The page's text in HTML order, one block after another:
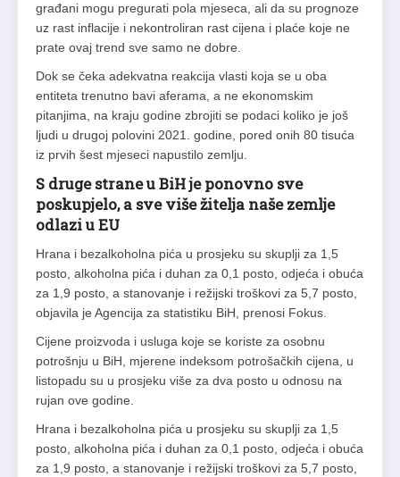
građani mogu pregurati pola mjeseca, ali da su prognoze
uz rast inflacije i nekontroliran rast cijena i plaće koje ne
prate ovaj trend sve samo ne dobre.
Dok se čeka adekvatna reakcija vlasti koja se u oba
entiteta trenutno bavi aferama, a ne ekonomskim
pitanjima, na kraju godine zbrojiti se podaci koliko je još
ljudi u drugoj polovini 2021. godine, pored onih 80 tisuća
iz prvih šest mjeseci napustilo zemlju.
S druge strane u BiH je ponovno sve
poskupjelo, a sve više žitelja naše zemlje
odlazi u EU
Hrana i bezalkoholna pića u prosjeku su skuplji za 1,5
posto, alkoholna pića i duhan za 0,1 posto, odjeća i obuća
za 1,9 posto, a stanovanje i režijski troškovi za 5,7 posto,
objavila je Agencija za statistiku BiH, prenosi Fokus.
Cijene proizvoda i usluga koje se koriste za osobnu
potrošnju u BiH, mjerene indeksom potrošačkih cijena, u
listopadu su u prosjeku više za dva posto u odnosu na
rujan ove godine.
Hrana i bezalkoholna pića u prosjeku su skuplji za 1,5
posto, alkoholna pića i duhan za 0,1 posto, odjeća i obuća
za 1,9 posto, a stanovanje i režijski troškovi za 5,7 posto,